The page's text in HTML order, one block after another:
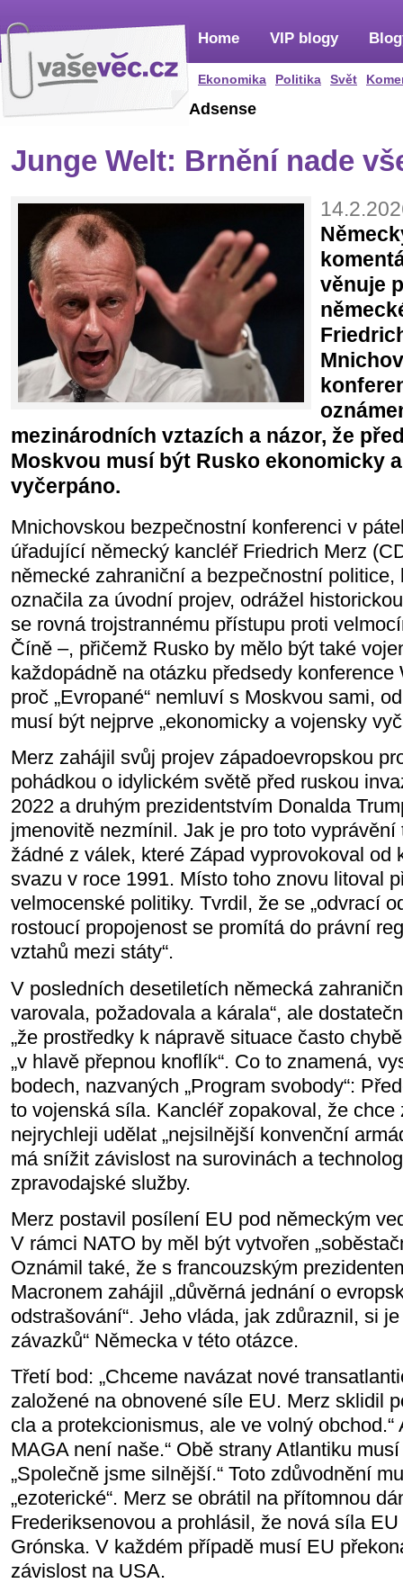
Home
Ekonomika Politika Svět
VIP blogy
Adsense
Junge Welt: Brnění nade
věnuje
mezinárodních vztazích a názor, že
Moskvou musí být Rusko ekonomicky
vyčerpáno.
Mnichovskou bezpečnostní konferenci v
úřadující německý kancléř Friedrich Merz
německé zahraniční a bezpečnostní politice,
označila za úvodní projev, odrážel
se rovná trojstrannému přístupu proti
Číně –, přičemž Rusko by mělo být také
každopádně na otázku předsedy
proč „Evropané“ nemluví s Moskvou sami,
musí být nejprve „ekonomicky a vojensky
Merz zahájil svůj projev západoevropskou
pohádkou o idylickém světě před ruskou
2022 a druhým prezidentstvím Donalda
jmenovitě nezmínil. Jak je pro toto
žádné z válek, které Západ vyprovokoval od
svazu v roce 1991. Místo toho znovu litoval
velmocenské politiky. Tvrdil, že se „odvrací
rostoucí propojenost se promítá do právní
vztahů mezi státy“.
V posledních desetiletích německá
varovala, požadovala a kárala“, ale
„že prostředky k nápravě situace často
„v hlavě přepnou knoflík“. Co to znamená,
bodech, nazvaných „Program svobody“:
to vojenská síla. Kancléř zopakoval, že chce
nejrychleji udělat „nejsilnější konvenční
má snížit závislost na surovinách a
zpravodajské služby.
Merz postavil posílení EU pod německým
V rámci NATO by měl být vytvořen
Oznámil také, že s francouzským
Macronem zahájil „důvěrná jednání o
odstrašování“. Jeho vláda, jak zdůraznil, si
závazků“ Německa v této otázce.
Třetí bod: „Chceme navázat nové
založené na obnovené síle EU. Merz sklidil
cla a protekcionismus, ale ve volný obchod.“
MAGA není naše.“ Obě strany Atlantiku
„Společně jsme silnější.“ Toto zdůvodnění
„ezoterické“. Merz se obrátil na přítomnou
Frederiksenovou a prohlásil, že nová síla
Grónska. V každém případě musí EU
závislost na USA.